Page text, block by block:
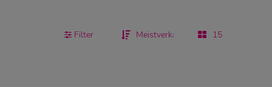
Filter